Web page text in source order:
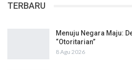
TERBARU
Menuju Negara Maju:
“Otoritarian”
8 Agu 2026